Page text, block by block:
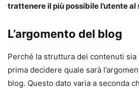
trattenere il più possibile l’utente al
L’argomento del blog
Perché la struttura dei contenuti
prima decidere quale sarà
blog. Questo dato varia a seconda